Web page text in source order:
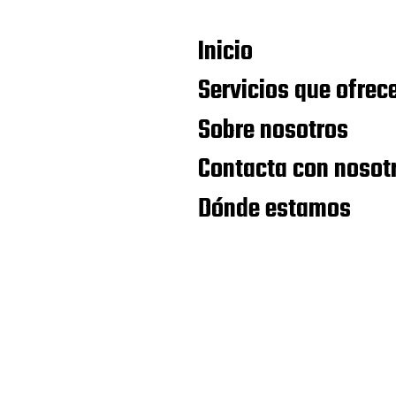
Inicio
Servicios que
Sobre nosotros
Contacta con
Dónde estamos